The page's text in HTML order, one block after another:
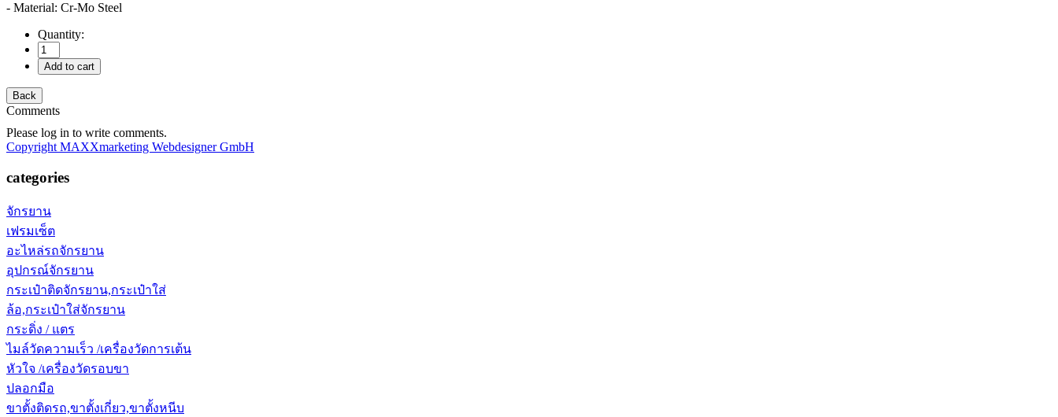
- Material: Cr-Mo Steel
Quantity:
Comments
Please log in to write comments.
Copyright MAXXmarketing Webdesigner GmbH
categories
จักรยาน
เฟรมเซ็ต
อะไหล่รถจักรยาน
อุปกรณ์จักรยาน
กระเป๋าติดจักรยาน,กระเป๋าใส่
ล้อ,กระเป๋าใส่จักรยาน
กระดิ่ง / แตร
ไมล์วัดความเร็ว /เครื่องวัดการเต้น
หัวใจ /เครื่องวัดรอบขา
ปลอกมือ
ขาตั้งติดรถ,ขาตั้งเกี่ยว,ขาตั้งหนีบ